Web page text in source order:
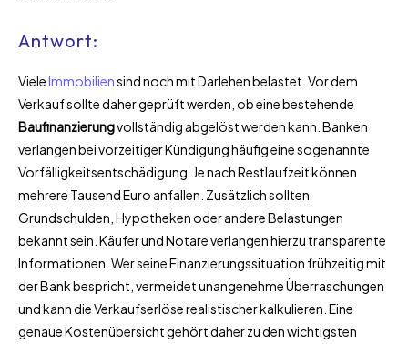
Antwort:
VieleImmobiliensind noch mit Darlehen belastet. Vor dem
Verkauf sollte daher geprüft werden, ob eine bestehende
Baufinanzierungvollständig abgelöst werden kann. Banken
verlangen bei vorzeitiger Kündigung häufig eine sogenannte
Vorfälligkeitsentschädigung. Je nach Restlaufzeit können
mehrere Tausend Euro anfallen. Zusätzlich sollten
Grundschulden, Hypotheken oder andere Belastungen
bekannt sein. Käufer und Notare verlangen hierzu transparente
Informationen. Wer seine Finanzierungssituation frühzeitig mit
der Bank bespricht, vermeidet unangenehme Überraschungen
und kann die Verkaufserlöse realistischer kalkulieren. Eine
genaue Kostenübersicht gehört daher zu den wichtigsten